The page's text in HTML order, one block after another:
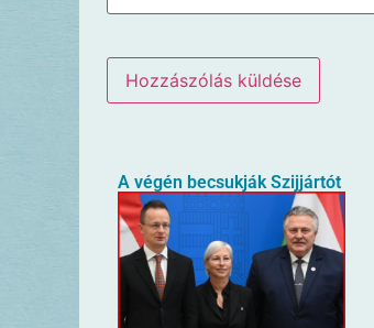
A végén becsukják Szijjártót